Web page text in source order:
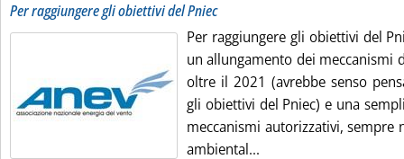
Per raggiungere gli obiettivi del Pniec
Per raggiungere gli obiettivi del
un allungamento dei meccanismi
oltre il 2021 (avrebbe senso
gli obiettivi del Pniec) e una
meccanismi autorizzativi, sempre
ambiental...